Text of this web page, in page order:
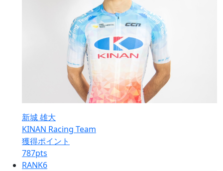
新城 雄大
KINAN Racing Team
獲得ポイント
787pts
RANK6